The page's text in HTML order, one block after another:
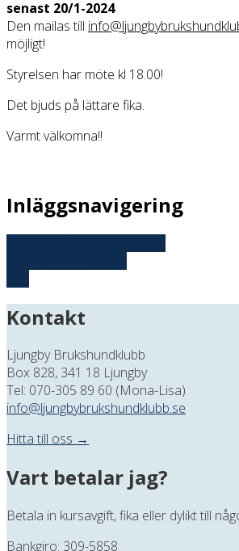
senast 20/1-2024
Den mailas till
möjligt!
Styrelsen har möte kl 18.00!
Det bjuds på lättare fika.
Varmt välkomna!!
Inläggsnavigering
Kontakt
Ljungby Brukshundklubb
Box 828, 341 18 Ljungby
Tel: 070-305 89 60 (Mona-Lisa)
info@ljungbybrukshundklubb.se
Hitta till oss →
Vart betalar jag?
Betala in kursavgift, fika eller dylikt till
Bankgiro: 309-5858